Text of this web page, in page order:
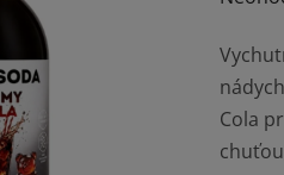
je
0,0
z
Cola